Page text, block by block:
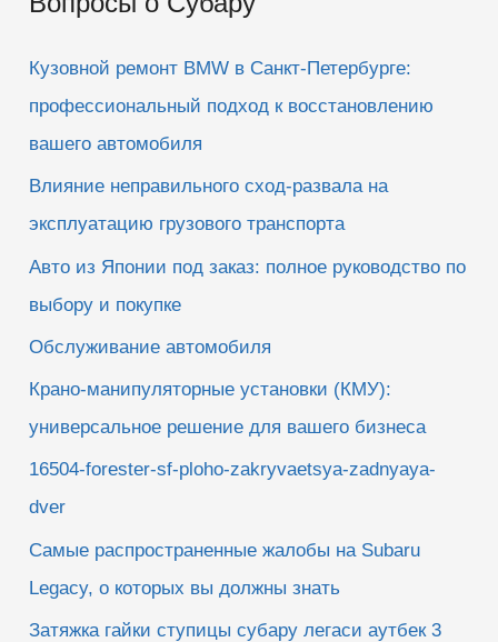
с
Кузовной ремонт BMW в Санкт-Петербурге:
профессиональный подход к восстановлению
вашего автомобиля
Влияние неправильного сход-развала на
эксплуатацию грузового транспорта
Авто из Японии под заказ: полное руководство по
выбору и покупке
Обслуживание автомобиля
Крано-манипуляторные установки (КМУ):
универсальное решение для вашего бизнеса
16504-forester-sf-ploho-zakryvaetsya-zadnyaya-
dver
Самые распространенные жалобы на Subaru
Legacy, о которых вы должны знать
Затяжка гайки ступицы субару легаси аутбек 3